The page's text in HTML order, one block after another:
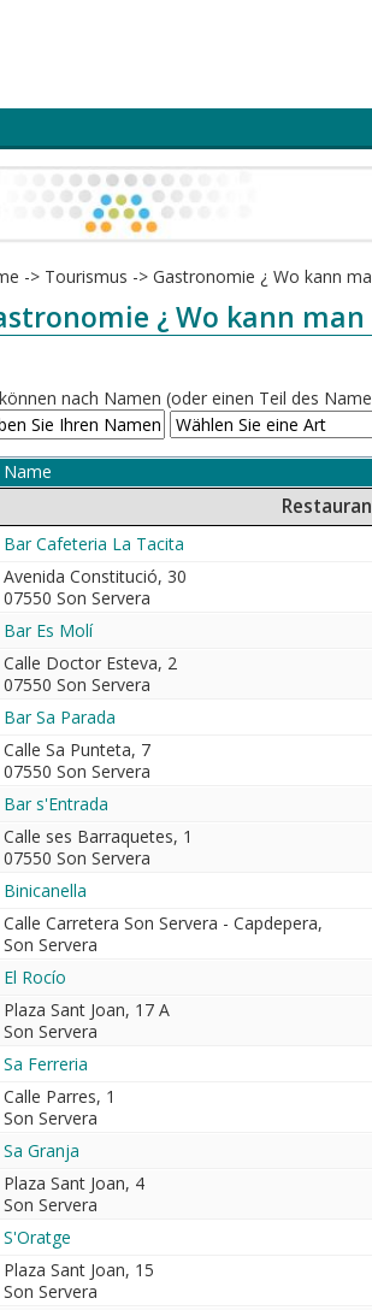
-> Tourismus -> Gastronomie ¿ Wo kann
¿ Wo kann man
nach Namen (oder einen Teil des
Name
Bar Cafeteria La Tacita
Avenida Constitució, 30
07550 Son Servera
Bar Es Molí
Calle Doctor Esteva, 2
07550 Son Servera
Bar Sa Parada
Calle Sa Punteta, 7
07550 Son Servera
Bar s'Entrada
Calle ses Barraquetes, 1
07550 Son Servera
Binicanella
Calle Carretera Son Servera - Capdepera,
Son Servera
El Rocío
Plaza Sant Joan, 17 A
Son Servera
Sa Ferreria
Calle Parres, 1
Son Servera
Sa Granja
Plaza Sant Joan, 4
Son Servera
S'Oratge
Plaza Sant Joan, 15
Son Servera